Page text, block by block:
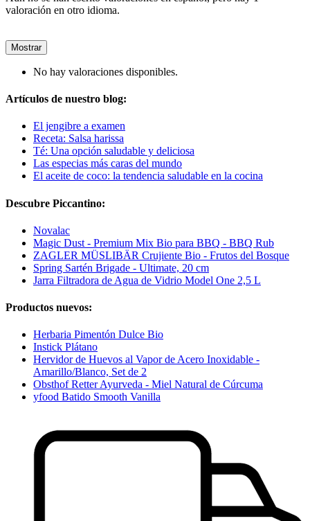
valoración en otro idioma.
Mostrar
No hay valoraciones disponibles.
Artículos de nuestro blog:
El jengibre a examen
Receta: Salsa harissa
Té: Una opción saludable y deliciosa
Las especias más caras del mundo
El aceite de coco: la tendencia saludable en la cocina
Descubre Piccantino:
Novalac
Magic Dust - Premium Mix Bio para BBQ - BBQ Rub
ZAGLER MÜSLIBÄR Crujiente Bio - Frutos del Bosque
Spring Sartén Brigade - Ultimate, 20 cm
Jarra Filtradora de Agua de Vidrio Model One 2,5 L
Productos nuevos:
Herbaria Pimentón Dulce Bio
Instick Plátano
Hervidor de Huevos al Vapor de Acero Inoxidable -
Amarillo/Blanco, Set de 2
Obsthof Retter Ayurveda - Miel Natural de Cúrcuma
yfood Batido Smooth Vanilla